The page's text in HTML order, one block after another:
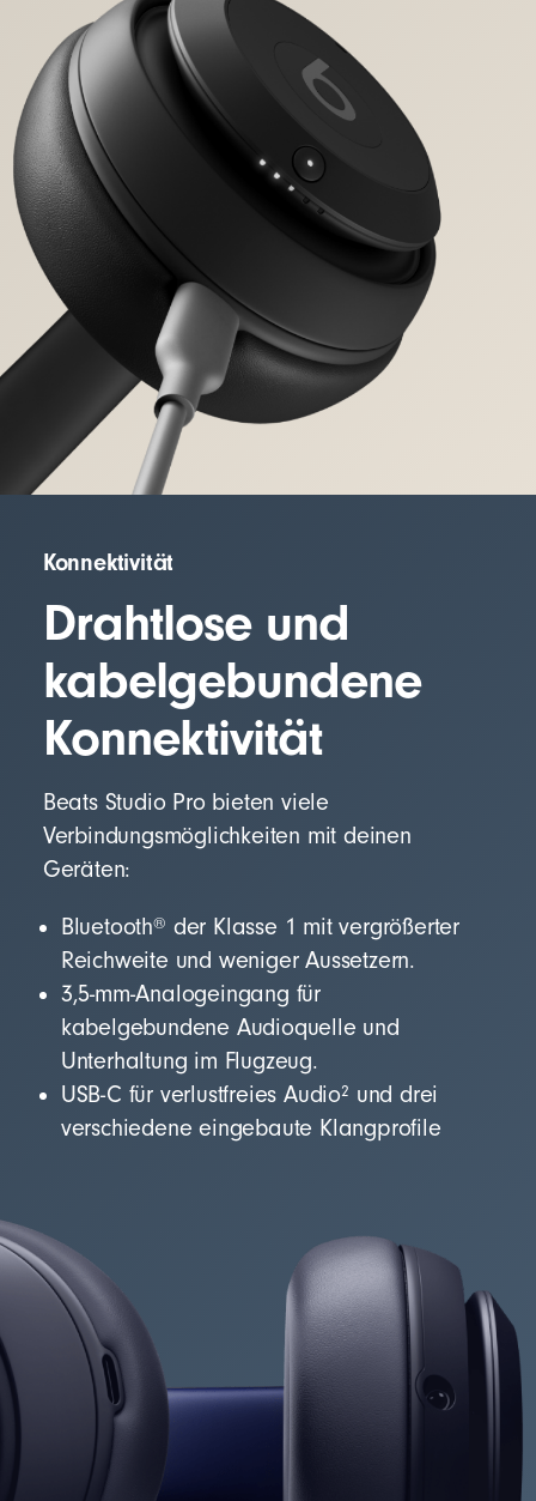
Konnektivität
Drahtlose und
kabelgebundene
Konnektivität
Beats Studio Pro bieten viele
Verbindungsmöglichkeiten mit deinen
Geräten:
Bluetooth® der Klasse 1 mit vergrößerter
Reichweite und weniger Aussetzern.
3,5-mm-Analogeingang für
kabelgebundene Audioquelle und
Unterhaltung im Flugzeug.
USB-C für verlustfreies Audio2 und drei
verschiedene eingebaute Klangprofile